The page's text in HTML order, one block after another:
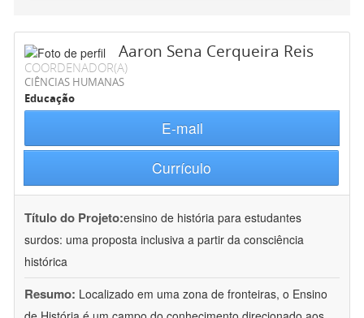
Aaron Sena Cerqueira Reis
COORDENADOR(A)
CIÊNCIAS HUMANAS
Educação
E-mail
Currículo
Título do Projeto:ensino de história para estudantes
surdos: uma proposta inclusiva a partir da consciência
histórica
Resumo: Localizado em uma zona de fronteiras, o Ensino